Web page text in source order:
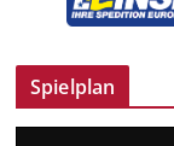
Spielplan